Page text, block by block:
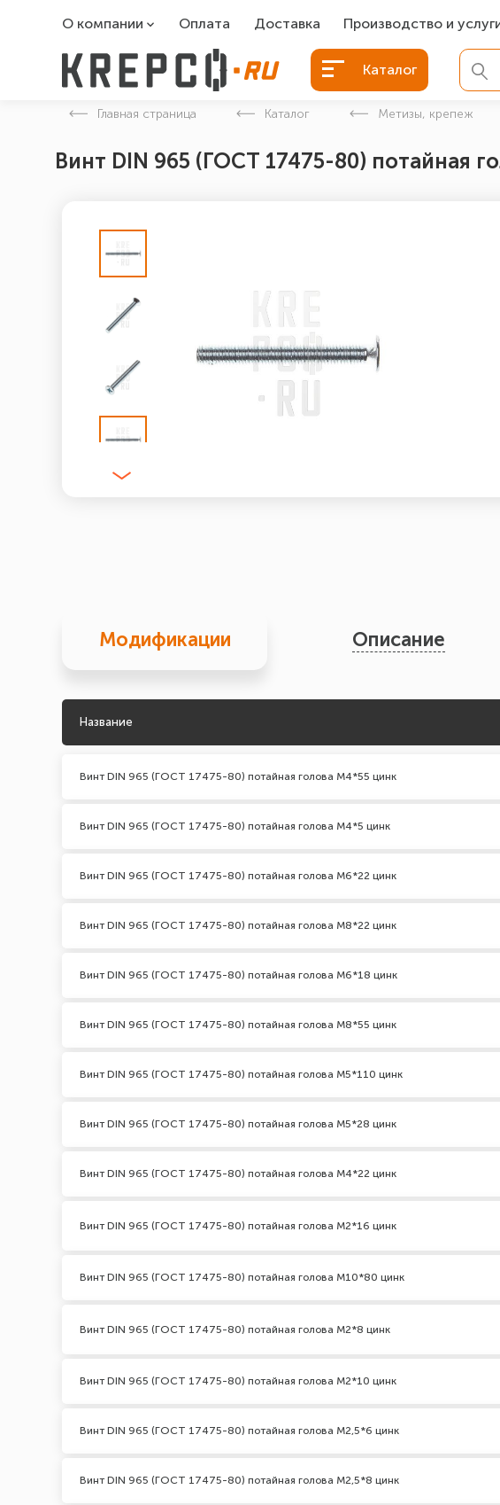
О компании
О компании
Оплата Доставка Производство и
Болты БСР
Болты для фундамента
Закладные детали
Каталог
Главная страница Каталог Метизы, крепеж
Винт DIN 965 (ГОСТ 17475-80) потайная
Модификации Описание
Название
Винт DIN 965 (ГОСТ 17475-80) потайная голова М4*55 цинк
Винт DIN 965 (ГОСТ 17475-80) потайная голова М4*5 цинк
Винт DIN 965 (ГОСТ 17475-80) потайная голова М6*22 цинк
Винт DIN 965 (ГОСТ 17475-80) потайная голова М8*22 цинк
Винт DIN 965 (ГОСТ 17475-80) потайная голова М6*18 цинк
Винт DIN 965 (ГОСТ 17475-80) потайная голова М8*55 цинк
Винт DIN 965 (ГОСТ 17475-80) потайная голова М5*110 цинк
Винт DIN 965 (ГОСТ 17475-80) потайная голова М5*28 цинк
Винт DIN 965 (ГОСТ 17475-80) потайная голова М4*22 цинк
Винт DIN 965 (ГОСТ 17475-80) потайная голова М2*16 цинк
Винт DIN 965 (ГОСТ 17475-80) потайная голова М10*80 цинк
Винт DIN 965 (ГОСТ 17475-80) потайная голова М2*8 цинк
Винт DIN 965 (ГОСТ 17475-80) потайная голова М2*10 цинк
Винт DIN 965 (ГОСТ 17475-80) потайная голова М2,5*6 цинк
Винт DIN 965 (ГОСТ 17475-80) потайная голова М2,5*8 цинк